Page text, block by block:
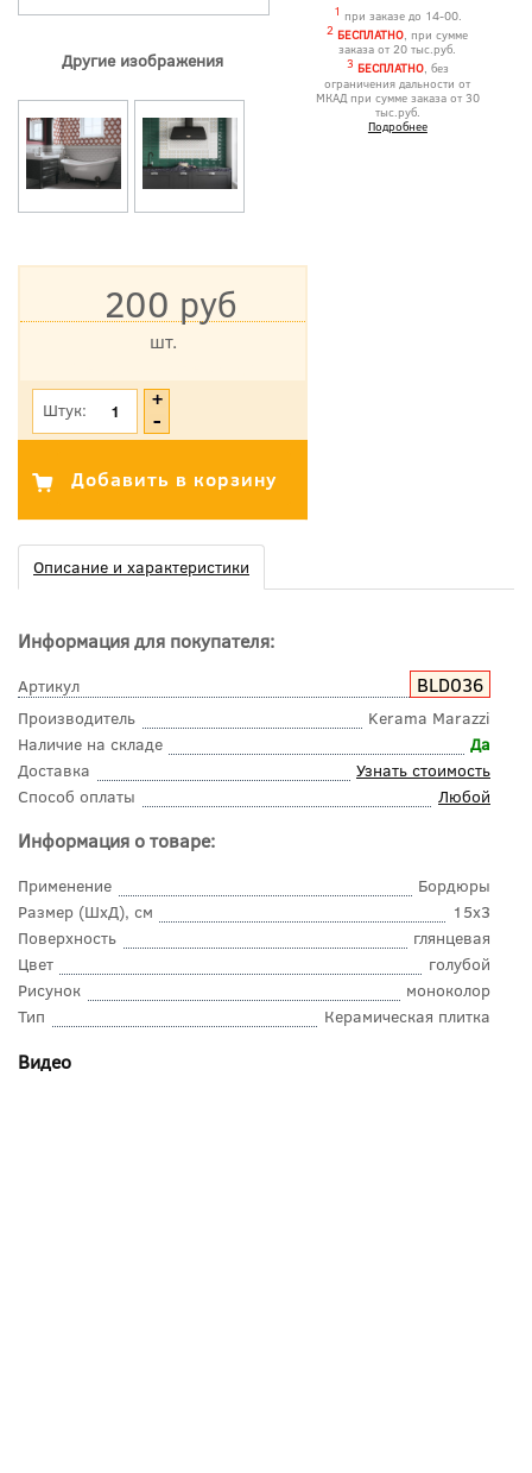
Другие изображения
1 при заказе до 14-00.
2 БЕСПЛАТНО, при сумме
заказа от 20 тыс.руб.
3 БЕСПЛАТНО, без
ограничения дальности от
МКАД при сумме заказа от 30
тыс.руб.
Подробнее
200 руб
шт.
Штук:
Описание и характеристики
Информация для покупателя:
Артикул BLD036
Производитель
Kerama Marazzi
Наличие на складе
Да
Доставка
Узнать стоимость
Способ оплаты
Любой
Информация о товаре:
Применение
Бордюры
Размер (ШхД), см
15x3
Поверхность
глянцевая
Цвет
голубой
Рисунок
моноколор
Тип
Керамическая плитка
Видео